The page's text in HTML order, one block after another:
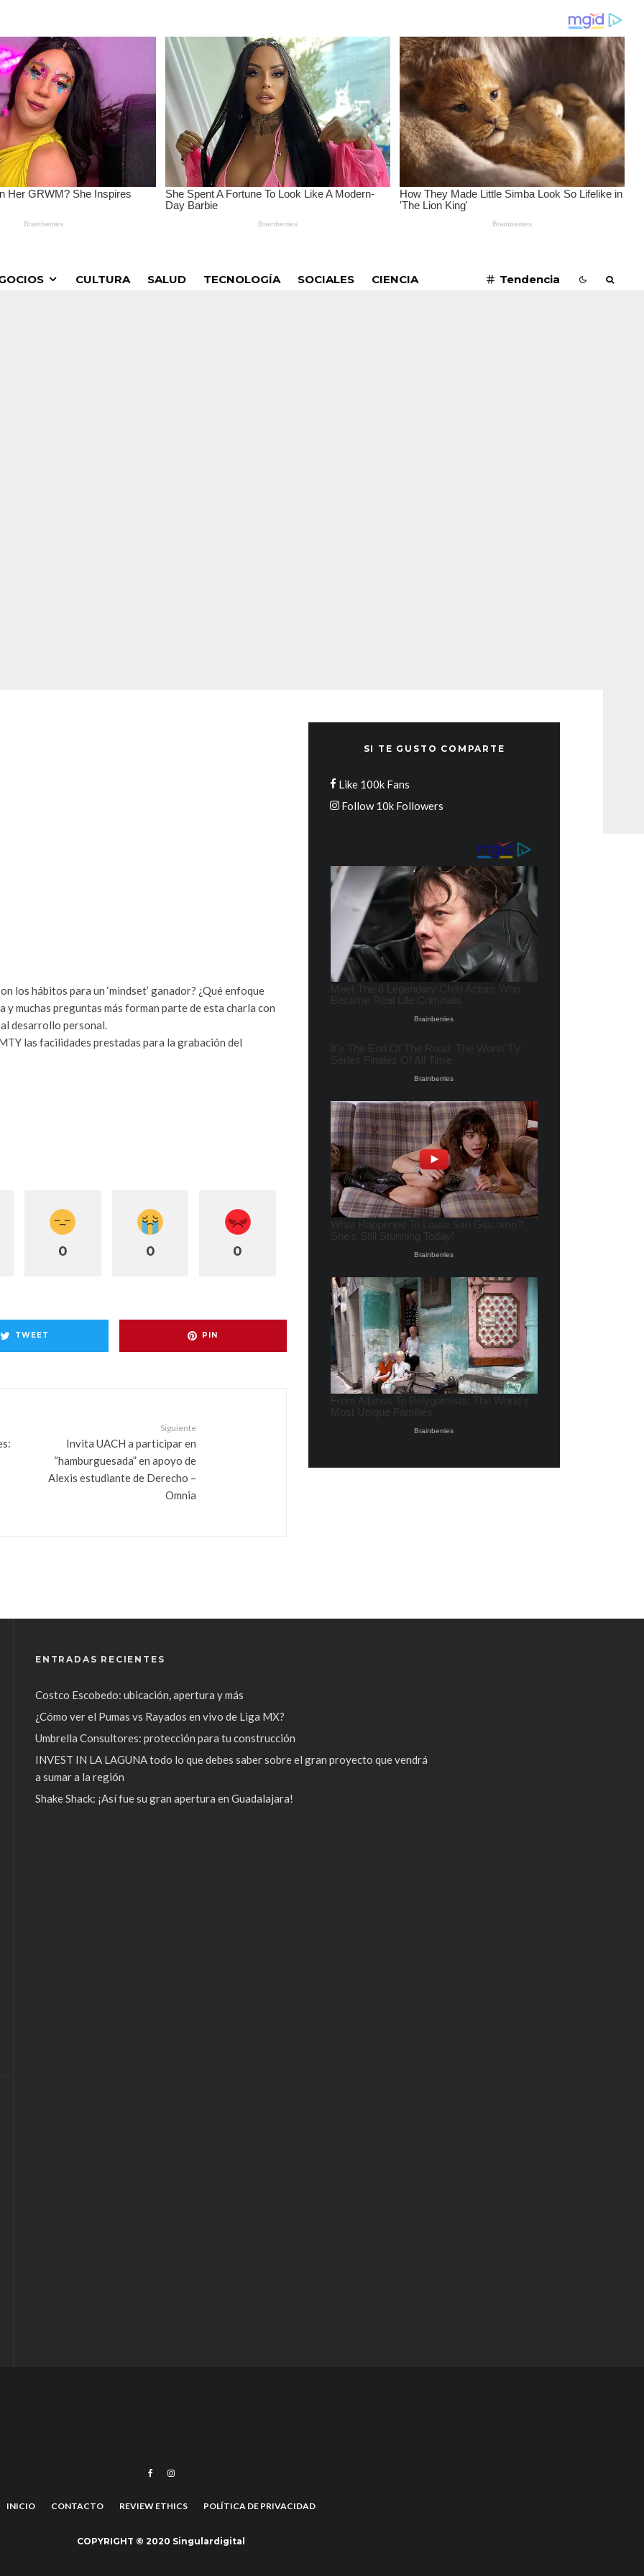
CULTURA SALUD TECNOLOGÍA SOCIALES CIENCIA Tendencia
los hábitos para un ‘mindset’ ganador? ¿Qué enfoque
y muchas preguntas más forman parte de esta charla con
desarrollo personal.
las facilidades prestadas para la grabación del
0 0 0
TWEET PIN
Siguiente
Invita UACH a participar en
“hamburguesada” en apoyo de
Alexis estudiante de Derecho –
Omnia
SI TE GUSTO COMPARTE
Like 100k Fans
Follow10k Followers
ENTRADAS RECIENTES
Costco Escobedo: ubicación, apertura y más
¿Cómo ver el Pumas vs Rayados en vivo de Liga MX?
Umbrella Consultores: protección para tu construcción
INVEST IN LA LAGUNA todo lo que debes saber sobre el gran proyecto que vendrá
a sumar a la región
Shake Shack: ¡Así fue su gran apertura en Guadalajara!
INICIO CONTACTO REVIEW ETHICS POLÍTICA DE PRIVACIDAD
COPYRIGHT © 2020 Singulardigital